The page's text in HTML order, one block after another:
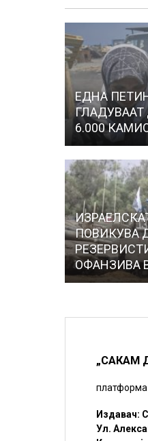
ЕДНА
6.000
ПОВИКУВА
ОФАНЗИВА
„САКАМ
платформа
Издавач:
Ул.